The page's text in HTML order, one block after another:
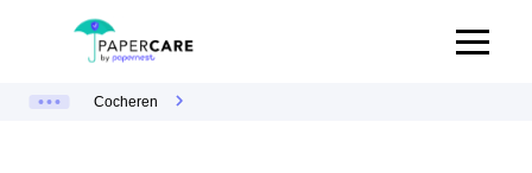
Cocheren